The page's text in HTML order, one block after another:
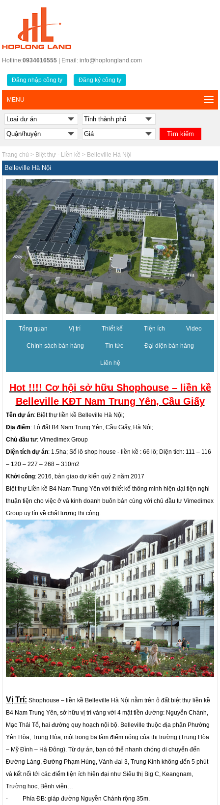
Hotline:0934616555 | Email: info@hoplongland.com
Đăng nhập công ty Đăng ký công ty
MENU
Trang chủ > Biệt thự - Liền kề > Belleville Hà Nội
Belleville Hà Nội
Tổng quan Vị trí Thiết kế Tiện ích Video
Chính sách bán hàng Tin tức Đại diện bán hàng
Liên hệ
Hot !!!! Cơ hội sở hữu Shophouse – liền kề
Belleville KĐT Nam Trung Yên, Cầu Giấy
Tên dự án: Biệt thự liền kề Belleville Hà Nội;
Địa điểm: Lô đất B4 Nam Trung Yên, Cầu Giấy, Hà Nội;
Chủ đầu tư: Vimedimex Group
Diện tích dự án: 1.5ha; Số lô shop house - liền kề : 66 lô; Diện tích: 111 – 116
– 120 – 227 – 268 – 310m2
Khởi công: 2016, bàn giao dự kiến quý 2 năm 2017
Biệt thự Liền kề B4 Nam Trung Yên với thiết kế thông minh hiện đại tiện nghi
thuận tiện cho việc ở và kinh doanh buôn bán cùng với chủ đầu tư Vimedimex
Group uy tín về chất lượng thi công.
Vị Trí: Shophouse – liền kề Belleville Hà Nội nằm trên ô đất biệt thự liền kề
B4 Nam Trung Yên, sở hữu vị trí vàng với 4 mặt tiền đường: Nguyễn Chánh,
Mạc Thái Tổ, hai đường quy hoạch nội bộ. Belleville thuộc địa phận Phường
Yên Hòa, Trung Hòa, một trong ba tâm điểm nóng của thị trường (Trung Hòa
– Mỹ Đình – Hà Đông). Từ dự án, bạn có thể nhanh chóng di chuyển đến
Đường Láng, Đường Phạm Hùng, Vành đai 3, Trung Kính không đến 5 phút
và kết nối tới các điểm tiện ích hiện đại như Siêu thị Big C, Keangnam,
Trường học, Bệnh viện…
- Phía ĐB: giáp đường Nguyễn Chánh rộng 35m.